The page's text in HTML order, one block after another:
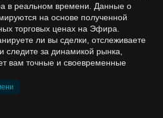
в реальном времени. Данные о
на основе полученной
торговых ценах на Эфира.
ли вы сделки, отслеживаете
следите за динамикой рынка,
вам точные и своевременные